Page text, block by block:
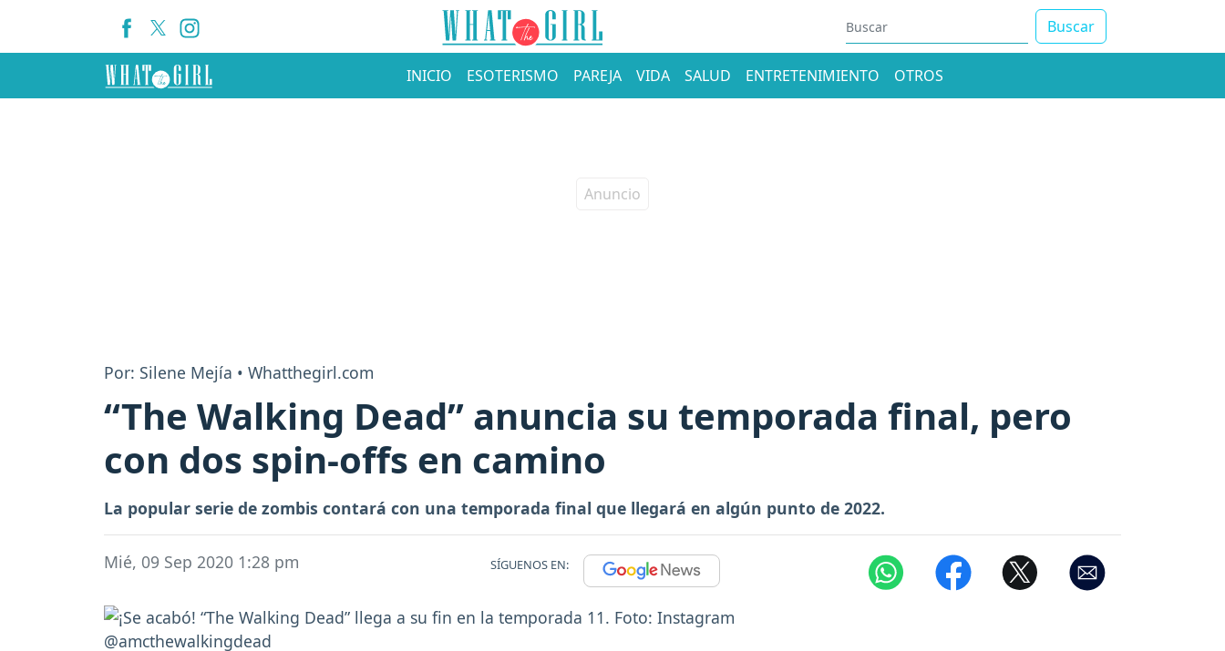
Buscar
INICIO ESOTERISMO PAREJA VIDA SALUD ENTRETENIMIENTO OTROS
Por: Silene Mejía • Whatthegirl.com
“The Walking Dead” anuncia su temporada final, pero
con dos spin-offs en camino
La popular serie de zombis contará con una temporada final que llegará en algún punto de 2022.
Mié, 09 Sep 2020 1:28 pm SÍGUENOS EN: